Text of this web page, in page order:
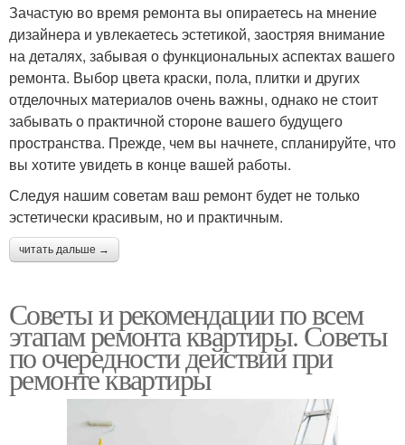
Зачастую во время ремонта вы опираетесь на мнение
дизайнера и увлекаетесь эстетикой, заостряя внимание
на деталях, забывая о функциональных аспектах вашего
ремонта. Выбор цвета краски, пола, плитки и других
отделочных материалов очень важны, однако не стоит
забывать о практичной стороне вашего будущего
пространства. Прежде, чем вы начнете, спланируйте, что
вы хотите увидеть в конце вашей работы.
Следуя нашим советам ваш ремонт будет не только
эстетически красивым, но и практичным.
читать дальше →
Советы и рекомендации по всем
этапам ремонта квартиры. Советы
по очередности действий при
ремонте квартиры